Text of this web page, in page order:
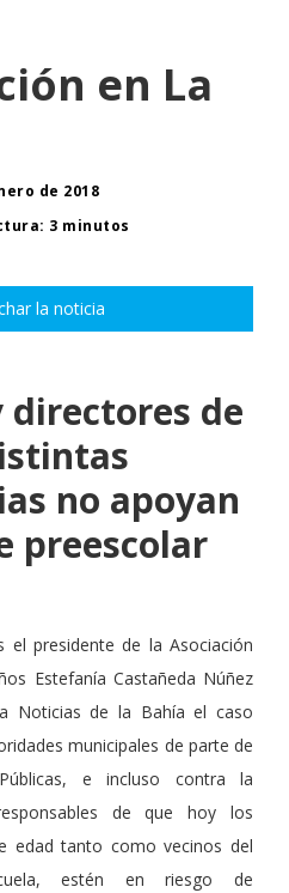
en La
de 2018
3 minutos
la noticia
directores de
no apoyan
preescolar
el presidente de la Asociación
Estefanía Castañeda Núñez
Noticias de la Bahía el caso
municipales de parte de
e incluso contra la
de que hoy los
edad tanto como vecinos del
estén en riesgo de